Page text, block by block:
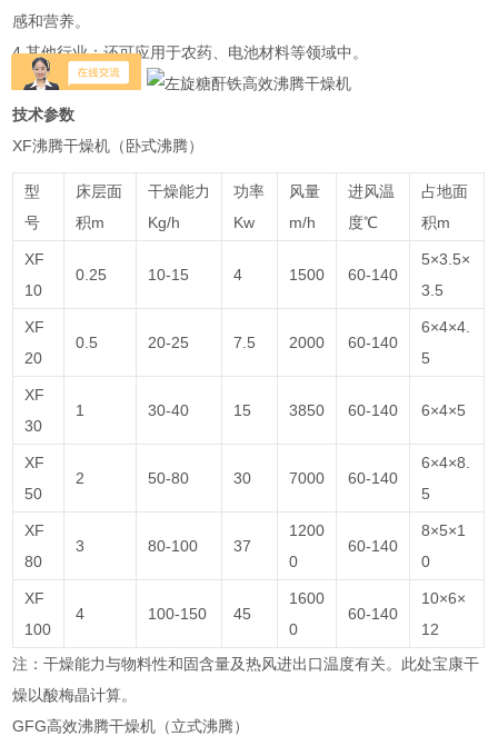
感和营养。
4.其他行业：还可应用于农药、电池材料等领域中。
技术参数
XF沸腾干燥机（卧式沸腾）
型
号
床层面
积m
干燥能力
Kg/h
功率
Kw
风量
m/h
进风温
度℃
占地面
积m
XF
10
0.25 10-15 4 1500 60-140
5×3.5×
3.5
XF
20
0.5 20-25 7.5 2000 60-140
6×4×4.
5
XF
30
1 30-40 15 3850 60-140 6×4×5
XF
50
2 50-80 30 7000 60-140
6×4×8.
5
XF
80
3 80-100 37
1200
0
60-140
8×5×1
0
XF
100
4 100-150 45
1600
0
60-140
10×6×
12
注：干燥能力与物料性和固含量及热风进出口温度有关。此处宝康干
燥以酸梅晶计算。
GFG高效沸腾干燥机（立式沸腾）